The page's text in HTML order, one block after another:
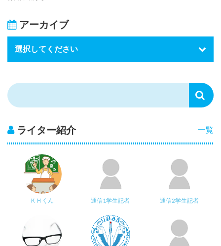
アーカイブ
一覧
ライター紹介
ＫＨくん 通信1学生記者 通信2学生記者